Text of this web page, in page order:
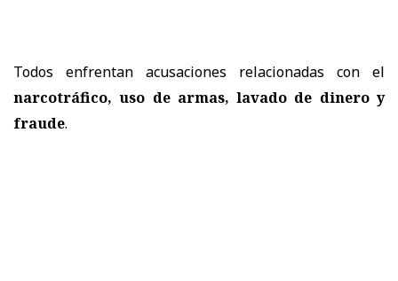
Todos enfrentan acusaciones relacionadas con el
narcotráfico, uso de armas, lavado de dinero y
fraude.